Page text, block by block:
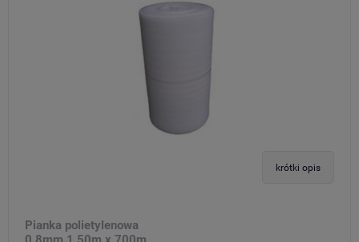
krótki opis
Pianka polietylenowa